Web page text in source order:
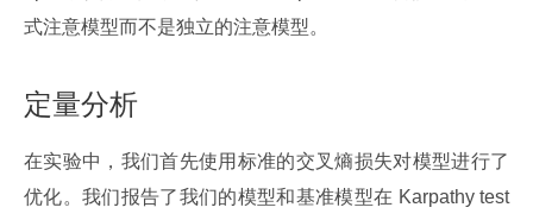
式注意模型而不是独立的注意模型。
定量分析
在实验中，我们首先使用标准的交叉熵损失对模型进行了
优化。我们报告了我们的模型和基准模型在 Karpathy test